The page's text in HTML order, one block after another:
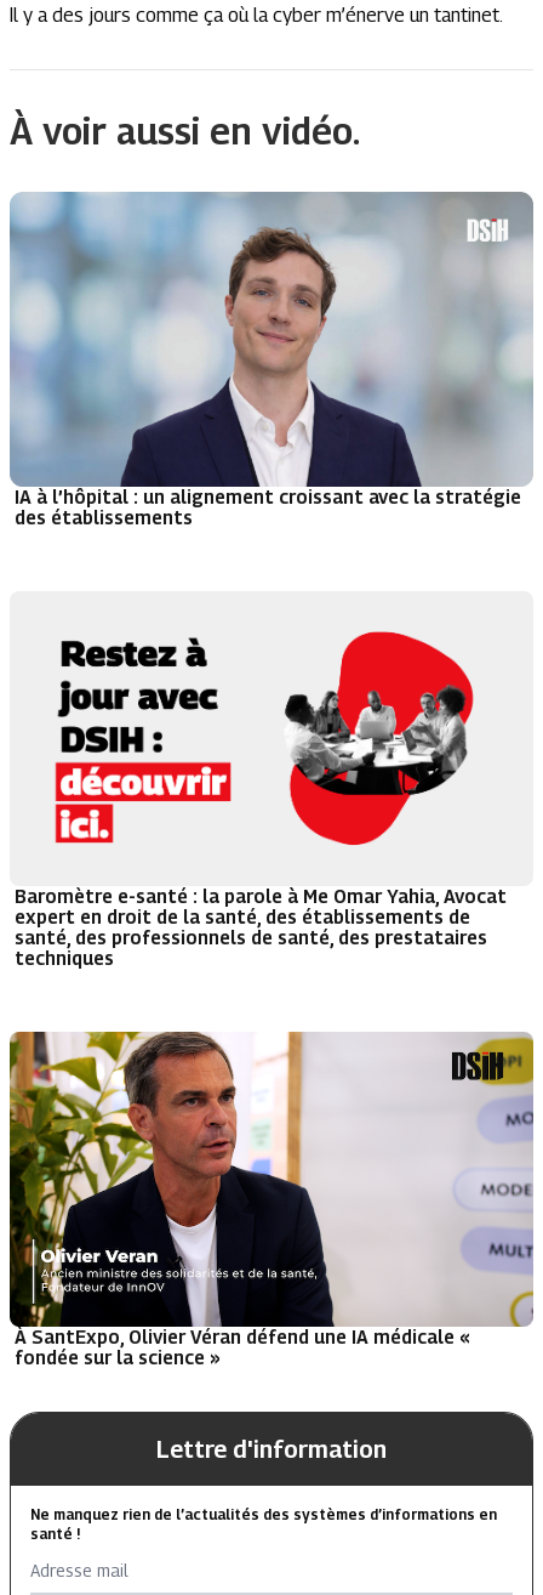
Il y a des jours comme ça où la cyber m’énerve un tantinet.
À voir aussi en vidéo.
IA à l’hôpital : un alignement croissant avec la stratégie
des établissements
Baromètre e-santé : la parole à Me Omar Yahia, Avocat
expert en droit de la santé, des établissements de
santé, des professionnels de santé, des prestataires
techniques
À SantExpo, Olivier Véran défend une IA médicale «
fondée sur la science »
Lettre d'information
Ne manquez rien de l’actualités des systèmes d’informations en
santé !
Adresse mail